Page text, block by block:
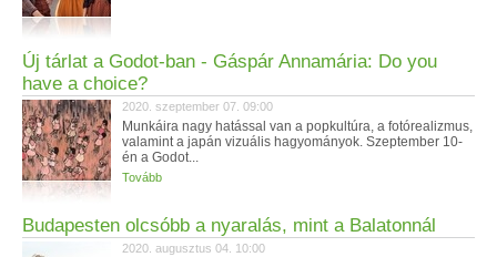
Új tárlat a Godot-ban - Gáspár Annamária: Do you
have a choice?
2020. szeptember 07. 09:00
Munkáira nagy hatással van a popkultúra, a fotórealizmus,
valamint a japán vizuális hagyományok. Szeptember 10-
én a Godot...
Tovább
Budapesten olcsóbb a nyaralás, mint a Balatonnál
2020. augusztus 04. 10:00